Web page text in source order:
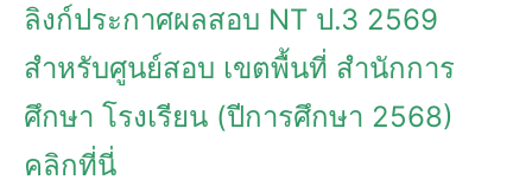
ลิงก์ประกาศผลสอบ NT ป.3 2569
สำหรับศูนย์สอบ เขตพื้นที่ สำนักการ
ศึกษา โรงเรียน (ปีการศึกษา 2568)
คลิกที่นี่